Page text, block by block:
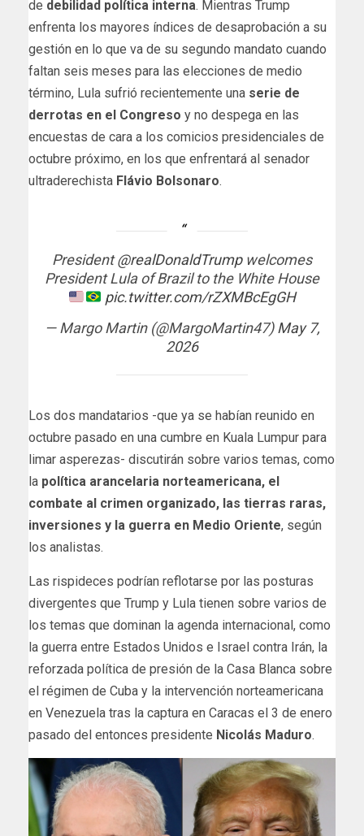
de debilidad política interna. Mientras Trump
enfrenta los mayores índices de desaprobación a su
gestión en lo que va de su segundo mandato cuando
faltan seis meses para las elecciones de medio
término, Lula sufrió recientemente una serie de
derrotas en el Congreso y no despega en las
encuestas de cara a los comicios presidenciales de
octubre próximo, en los que enfrentará al senador
ultraderechista Flávio Bolsonaro.
President@realDonaldTrumpwelcomes
President Lula of Brazil to the White House
pic.twitter.com/rZXMBcEgGH
— Margo Martin (@MargoMartin47)May 7,
2026
Los dos mandatarios -que ya se habían reunido en
octubre pasado en una cumbre en Kuala Lumpur para
limar asperezas- discutirán sobre varios temas, como
la política arancelaria norteamericana, el
combate al crimen organizado, las tierras raras,
inversiones y la guerra en Medio Oriente, según
los analistas.
Las rispideces podrían reflotarse por las posturas
divergentes que Trump y Lula tienen sobre varios de
los temas que dominan la agenda internacional, como
la guerra entre Estados Unidos e Israel contra Irán, la
reforzada política de presión de la Casa Blanca sobre
el régimen de Cuba y la intervención norteamericana
en Venezuela tras la captura en Caracas el 3 de enero
pasado del entonces presidente Nicolás Maduro.